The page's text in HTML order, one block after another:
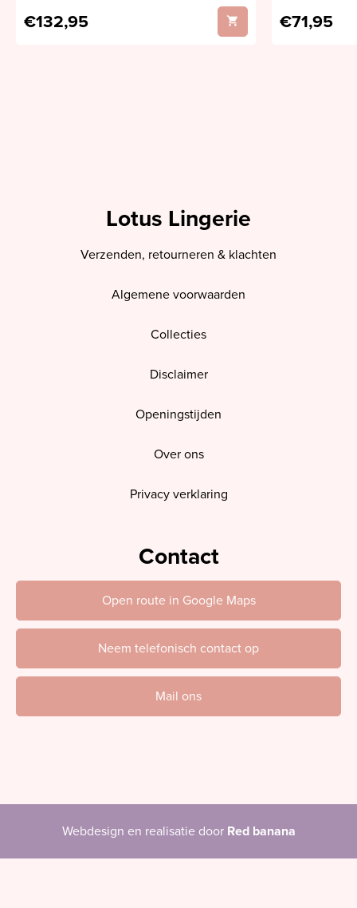
€132,95 €71,95
Lotus Lingerie
Verzenden, retourneren & klachten
Algemene voorwaarden
Collecties
Disclaimer
Openingstijden
Over ons
Privacy verklaring
Contact
Open route in Google Maps
Neem telefonisch contact op
Mail ons
Webdesign en realisatie door Red banana